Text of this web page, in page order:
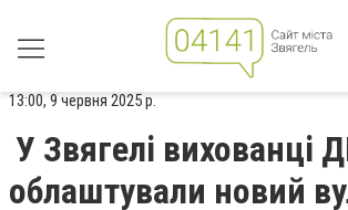
13:00, 9 червня 2025 р.
У Звягелі
облаштували новий